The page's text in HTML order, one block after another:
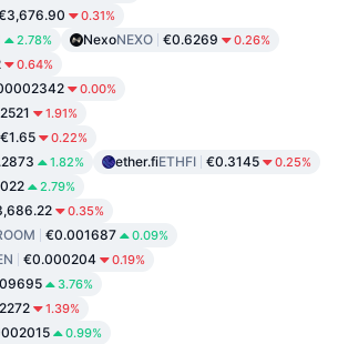
0.31%
2.78% NexoNEXO €0.6269 0.26%
0.64%
0.00%
1.91%
€1.65 0.22%
1.82% ether.fiETHFI €0.3145 0.25%
2.79%
0.35%
€0.001687 0.09%
€0.000204 0.19%
3.76%
1.39%
0.99%